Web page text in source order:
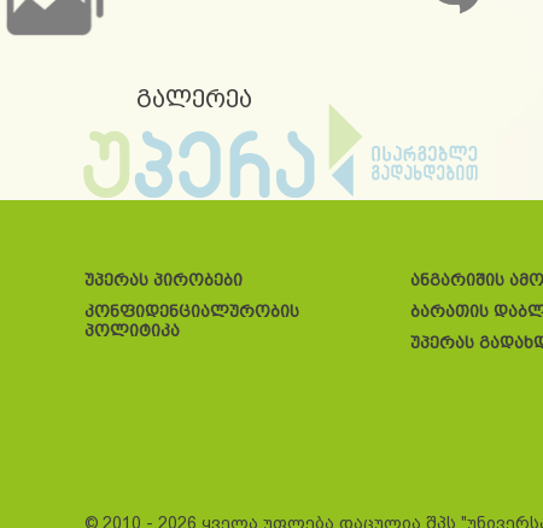
გალერეა
უპერას პირობები
კონფიდენციალურობის
პოლიტიკა
ანგარიშის
ბარათის
უპერას
© 2010 - 2026 ყველა უფლება დაცულია შპს